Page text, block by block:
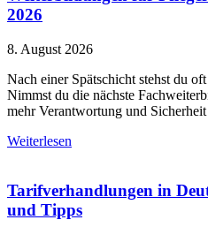
2026
8. August 2026
Nach einer Spätschicht stehst du
Nimmst du die nächste
mehr Verantwortung und
Weiterlesen
Tarifverhandlungen in
und Tipps